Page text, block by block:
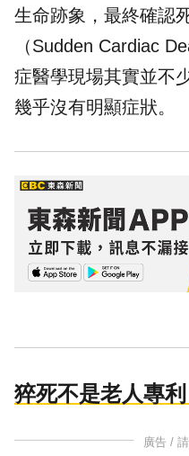
生命跡象，最終確認
（Sudden Cardiac
症醫學現場其實並不
幾乎沒有明顯症狀。
猝死不是老人專
廣告 /